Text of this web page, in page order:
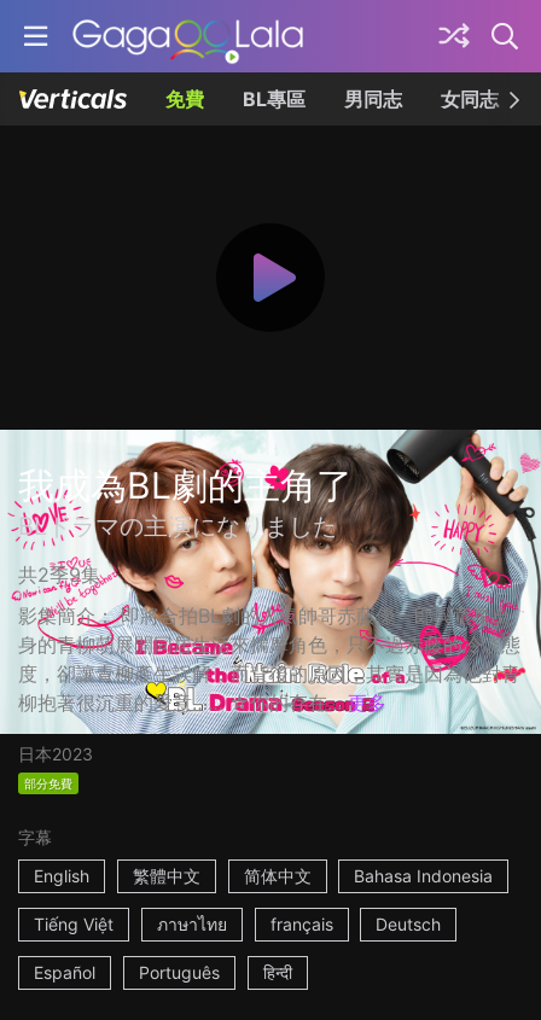
免費 BL專區 男同志 女同志
我成為BL劇的主角了
BLドラマの主演になりました
共2季9集
影集簡介： 即將合拍BL劇的人氣帥哥赤藤優一郎與童星出
身的青柳萌展開同居生活來揣摩角色，只不過赤藤的冷淡態
度，卻讓青柳產生誤解，而背後的原因，其實是因為他對青
柳抱著很沉重的愛意…… ☆你的存在... 更多
日本2023
部分免費
字幕
English
繁體中文 简体中文 Bahasa Indonesia
Tiếng Việt ภาษาไทย français Deutsch
Español Português हिन्दी